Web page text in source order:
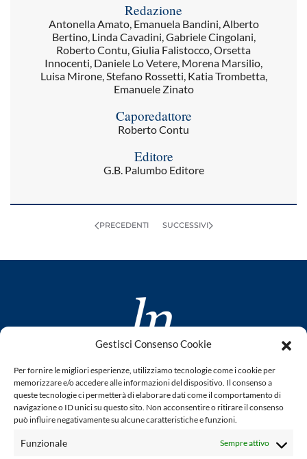
Gestisci Consenso Cookie
Per fornire le migliori esperienze, utilizziamo tecnologie come i cookie per
memorizzare e/o accedere alle informazioni del dispositivo. Il consenso a
queste tecnologie ci permetterà di elaborare dati come il comportamento di
navigazione o ID unici su questo sito. Non acconsentire o ritirare il consenso
può influire negativamente su alcune caratteristiche e funzioni.
Funzionale Sempre attivo
Redazione
Antonella Amato, Emanuela Bandini, Alberto
Bertino, Linda Cavadini, Gabriele Cingolani,
Roberto Contu, Giulia Falistocco, Orsetta
Innocenti, Daniele Lo Vetere, Morena Marsilio,
Luisa Mirone, Stefano Rossetti, Katia Trombetta,
Emanuele Zinato
Caporedattore
Roberto Contu
Editore
G.B. Palumbo Editore
PRECEDENTI SUCCESSIVI
www.laletteraturaenoi.it
fondato da Romano Luperini
Questo blog non rappresenta una testata giornalistica in
quanto viene aggiornato senza alcuna periodicità. Non può
legge n° 62 del 7.03.2001. L'autore non è responsabile per